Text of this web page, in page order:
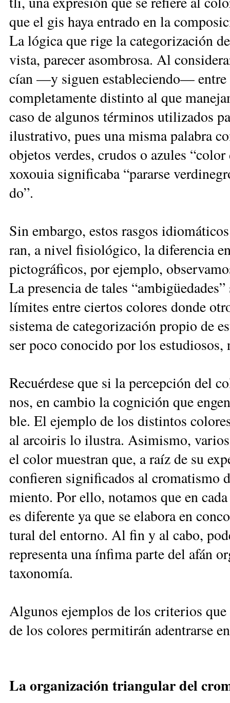
que el gis ha­ya en­tra­do en la
La ló­gi­ca que ri­ge la ca­te­go­ri­za­ción
vis­ta, pa­re­cer asom­bro­sa. Al
cían —y si­guen es­ta­ble­cien­do— en­tre
com­ple­ta­men­te dis­tin­to al que
ca­so de al­gu­nos tér­mi­nos uti­li­za­dos
ilus­tra­ti­vo, pues una mis­ma pa­la­bra
ob­je­tos ver­des, cru­dos o azu­les
xo­xouia sig­ni­fi­ca­ba “pa­rar­se
do”.
Sin em­bar­go, es­tos ras­gos
ran, a ni­vel fi­sio­ló­gi­co, la di­fe­ren­cia
pic­to­grá­fi­cos, por ejem­plo,
La pre­sen­cia de ta­les
lí­mi­tes en­tre cier­tos co­lo­res don­de
sis­te­ma de ca­te­go­ri­za­ción pro­pio de
ser po­co co­no­ci­do por los es­tu­dio­sos,
Re­cuér­de­se que si la per­cep­ción del
nos, en cam­bio la cog­ni­ción que
ble. El ejem­plo de los dis­tin­tos
al ar­coi­ris lo ilus­tra. Asi­mis­mo,
el co­lor mues­tran que, a raíz de su
con­fie­ren sig­ni­fi­ca­dos al cro­ma­tis­mo
mien­to. Por ello, no­ta­mos que en
es di­fe­ren­te ya que se ela­bo­ra en
tu­ral del en­tor­no. Al fin y al ca­bo,
re­pre­sen­ta una ín­fi­ma par­te del afán
ta­xo­no­mía.
Al­gu­nos ejem­plos de los cri­te­rios
de los co­lo­res per­mi­ti­rán aden­trar­se
La or­ga­ni­za­ción trian­gu­lar del